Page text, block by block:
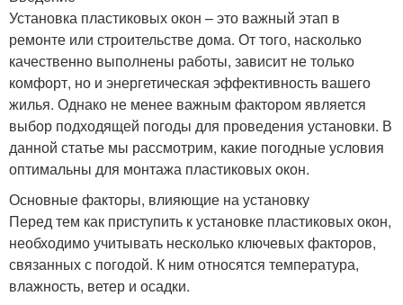
Установка пластиковых окон – это важный этап в
ремонте или строительстве дома. От того, насколько
качественно выполнены работы, зависит не только
комфорт, но и энергетическая эффективность вашего
жилья. Однако не менее важным фактором является
выбор подходящей погоды для проведения установки. В
данной статье мы рассмотрим, какие погодные условия
оптимальны для монтажа пластиковых окон.
Основные факторы, влияющие на установку
Перед тем как приступить к установке пластиковых окон,
необходимо учитывать несколько ключевых факторов,
связанных с погодой. К ним относятся температура,
влажность, ветер и осадки.